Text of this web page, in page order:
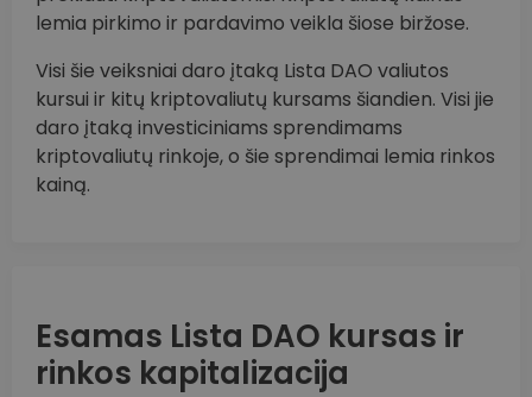
lemia pirkimo ir pardavimo veikla šiose biržose.
Visi šie veiksniai daro įtaką Lista DAO valiutos
kursui ir kitų kriptovaliutų kursams šiandien. Visi jie
daro įtaką investiciniams sprendimams
kriptovaliutų rinkoje, o šie sprendimai lemia rinkos
kainą.
Esamas Lista DAO kursas ir
rinkos kapitalizacija